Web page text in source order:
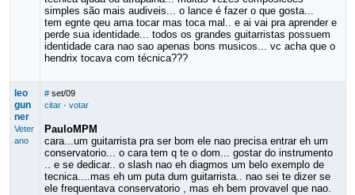
simples são mais audiveis... o lance é fazer o que gosta...
tem egnte qeu ama tocar mas toca mal.. e ai vai pra aprender e
perde sua identidade... todos os grandes guitarristas possuem
identidade cara nao sao apenas bons musicos... vc acha que o
hendrix tocava com técnica???
leo
gun
ner
Veter
ano
# set/09
citar· votar
PauloMPM
cara...um guitarrista pra ser bom ele nao precisa entrar eh um
conservatorio... o cara tem q te o dom... gostar do instrumento
.. e se dedicar.. o slash nao eh diagmos um belo exemplo de
tecnica....mas eh um puta dum guitarrista.. nao sei te dizer se
ele frequentava conservatorio , mas eh bem provavel que nao.